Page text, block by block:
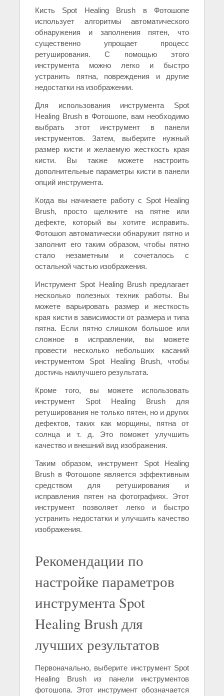
Кисть Spot Healing Brush в Фотошопе
использует алгоритмы автоматического
обнаружения и заполнения пятен, что
существенно упрощает процесс
ретуширования. С помощью этого
инструмента можно легко и быстро
устранить пятна, повреждения и другие
недостатки на изображении.
Для использования инструмента Spot
Healing Brush в Фотошопе, вам необходимо
выбрать этот инструмент в панели
инструментов. Затем, выберите нужный
размер кисти и желаемую жесткость края
кисти. Вы также можете настроить
дополнительные параметры кисти в панели
опций инструмента.
Когда вы начинаете работу с Spot Healing
Brush, просто щелкните на пятне или
дефекте, который вы хотите исправить.
Фотошоп автоматически обнаружит пятно и
заполнит его таким образом, чтобы пятно
стало незаметным и сочеталось с
остальной частью изображения.
Инструмент Spot Healing Brush предлагает
несколько полезных техник работы. Вы
можете варьировать размер и жесткость
края кисти в зависимости от размера и типа
пятна. Если пятно слишком большое или
сложное в исправлении, вы можете
провести несколько небольших касаний
инструментом Spot Healing Brush, чтобы
достичь наилучшего результата.
Кроме того, вы можете использовать
инструмент Spot Healing Brush для
ретуширования не только пятен, но и других
дефектов, таких как морщины, пятна от
солнца и т. д. Это поможет улучшить
качество и внешний вид изображения.
Таким образом, инструмент Spot Healing
Brush в Фотошопе является эффективным
средством для ретуширования и
исправления пятен на фотографиях. Этот
инструмент позволяет легко и быстро
устранить недостатки и улучшить качество
изображения.
Рекомендации по
настройке параметров
инструмента Spot
Healing Brush для
лучших результатов
Первоначально, выберите инструмент Spot
Healing Brush из панели инструментов
фотошопа. Этот инструмент обозначается